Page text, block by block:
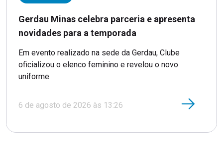
Gerdau Minas celebra parceria e apresenta
novidades para a temporada
Em evento realizado na sede da Gerdau, Clube
oficializou o elenco feminino e revelou o novo
uniforme
6 de agosto de 2026 às 13:26